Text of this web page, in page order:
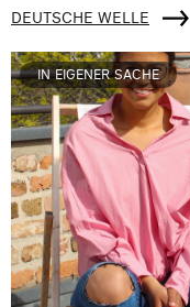
DEUTSCHE WELLE
IN EIGENER SACHE